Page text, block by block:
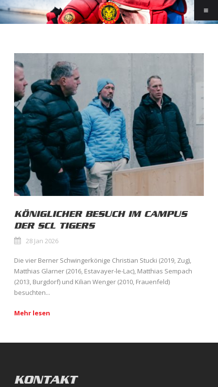
KÖNIGLICHER BESUCH IM CAMPUS
DER SCL TIGERS
28 Jan 2026
Die vier Berner Schwingerkönige Christian Stucki (2019, Zug),
Matthias Glarner (2016, Estavayer-le-Lac), Matthias Sempach
(2013, Burgdorf) und Kilian Wenger (2010, Frauenfeld)
besuchten...
Mehr lesen
KONTAKT